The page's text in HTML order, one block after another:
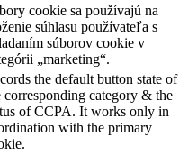
cookie sa používajú na
súhlasu používateľa s
súborov cookie v
„marketing“.
the default button state of
corresponding category & the
of CCPA. It works only in
with the primary